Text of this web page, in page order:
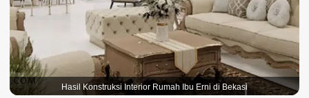
Hasil Konstruksi Interior Rumah Ibu Erni di Bekasi